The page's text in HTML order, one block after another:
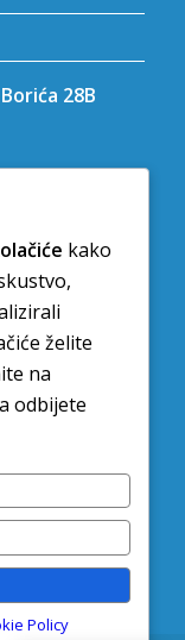
28B
kako
želite
na
odbijete
Policy